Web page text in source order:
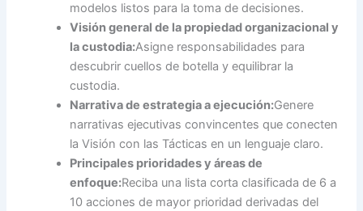
modelos listos para la toma de decisiones.
Visión general de la propiedad organizacional y
la custodia:Asigne responsabilidades para
descubrir cuellos de botella y equilibrar la
custodia.
Narrativa de estrategia a ejecución:Genere
narrativas ejecutivas convincentes que conecten
la Visión con las Tácticas en un lenguaje claro.
Principales prioridades y áreas de
enfoque:Reciba una lista corta clasificada de 6 a
10 acciones de mayor prioridad derivadas del